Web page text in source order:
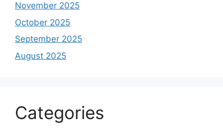
November 2025
October 2025
September 2025
August 2025
Categories